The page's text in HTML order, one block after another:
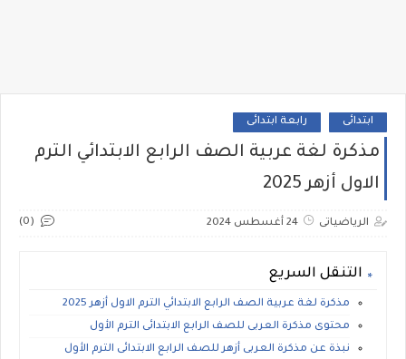
ابتدائى رابعة ابتدائى
مذكرة لغة عربية الصف الرابع الابتدائي الترم
الاول أزهر 2025
الرياضياتى 24 أغسطس 2024 (0)
التنقل السريع
مذكرة لغة عربية الصف الرابع الابتدائي الترم الاول أزهر 2025
محتوى مذكرة العربى للصف الرابع الابتدائى الترم الأول
نبذة عن مذكرة العربى أزهر للصف الرابع الابتدائى الترم الأول